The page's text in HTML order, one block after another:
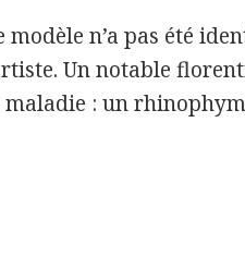
n’a pas été
Un notable
: un